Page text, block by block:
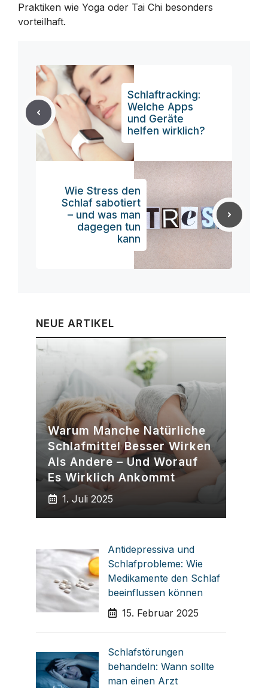
Praktiken wie Yoga oder Tai Chi besonders
vorteilhaft.
Schlaftracking:
Welche Apps
und Geräte
helfen wirklich?
Wie Stress den
Schlaf sabotiert
– und was man
dagegen tun
kann
NEUE ARTIKEL
Warum Manche Natürliche
Schlafmittel Besser Wirken
Als Andere – Und Worauf
Es Wirklich Ankommt
1. Juli 2025
Antidepressiva und
Schlafprobleme: Wie
Medikamente den Schlaf
beeinflussen können
15. Februar 2025
Schlafstörungen
behandeln: Wann sollte
man einen Arzt